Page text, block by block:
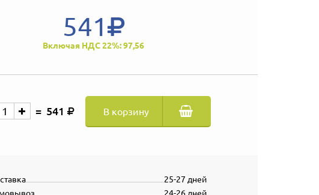
541
Включая НДС 22%: 97,56
541 В корзину
25-27 дней
24-26 дней